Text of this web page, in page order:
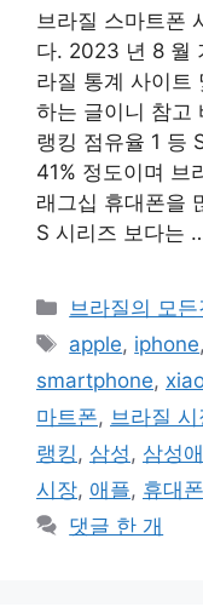
브라질 스마트폰
다. 2023 년 8 월
라질 통계 사이트
하는 글이니 참고
랭킹 점유율 1 등
41% 정도이며 브
래그십 휴대폰을
S 시리즈 보다는
카
고
리
브라질의 모든
태
그
apple, iphone,
smartphone,
마트폰, 브라질 시
랭킹 , 삼성 , 삼성
시장, 애플, 휴대폰
댓글 한 개